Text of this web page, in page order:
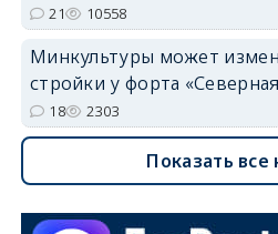
21 10558
Минкультуры может
стройки у форта
18 2303
Показать все